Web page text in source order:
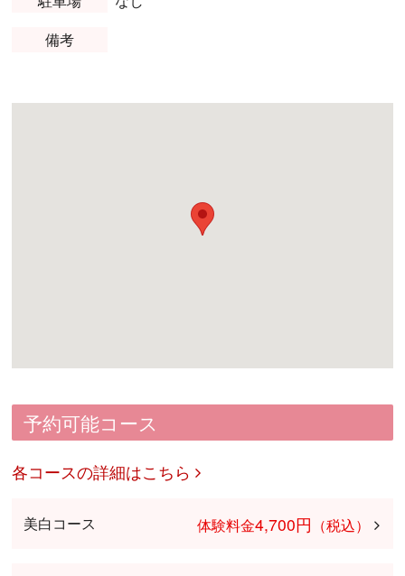
備考
予約可能コース
各コースの詳細はこちら
美白コース 体験料金4,700円 （税込）